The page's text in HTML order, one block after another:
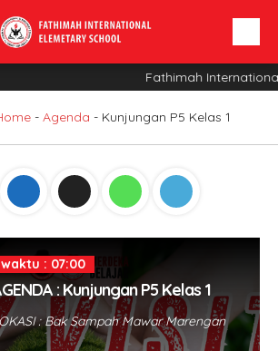
Fathimah
- Agenda - Kunjungan P5 Kelas 1
waktu : 07:00
: Kunjungan P5 Kelas 1
: Bak Sampah Mawar Marengan